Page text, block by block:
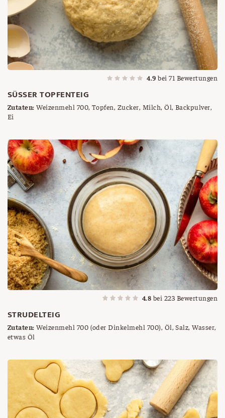
4.9 bei71 Bewertungen
SÜSSER TOPFENTEIG
Zutaten: Weizenmehl 700, Topfen, Zucker, Milch, Öl, Backpulver,
Ei
4.8 bei 223 Bewertungen
STRUDELTEIG
Zutaten: Weizenmehl 700 (oder Dinkelmehl 700), Öl, Salz, Wasser,
etwas Öl